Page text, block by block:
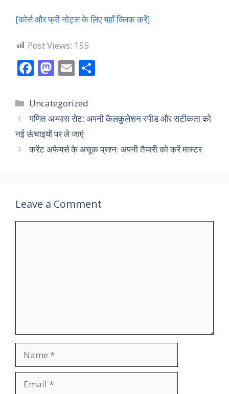
[कोर्स और फ्री नोट्स के लिए यहाँ क्लिक करें]
Post Views: 155
F
ac
e
b
o
o
M
as
to
d
o
n
E
m
ai
l e
Categories
Uncategorized
गणित अभ्यास सेट: अपनी कैलकुलेशन स्पीड और सटीकता को
नई ऊंचाइयों पर ले जाएं
करेंट अफेयर्स के अचूक प्रश्न: अपनी तैयारी को करें मास्टर
Leave a Comment